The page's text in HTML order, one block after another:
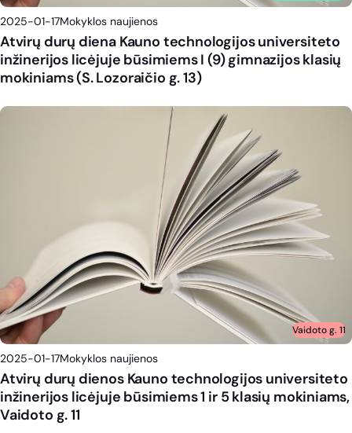
2025-01-17Mokyklos naujienos
Atvirų durų diena Kauno technologijos universiteto
inžinerijos licėjuje būsimiems I (9) gimnazijos klasių
mokiniams (S. Lozoraičio g. 13)
Vaidoto g. 11
2025-01-17Mokyklos naujienos
Atvirų durų dienos Kauno technologijos universiteto
inžinerijos licėjuje būsimiems 1 ir 5 klasių mokiniams,
Vaidoto g. 11